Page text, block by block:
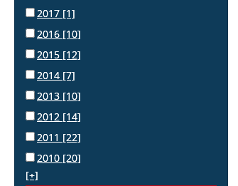
2017 [1]
2016 [10]
2015 [12]
2014 [7]
2013 [10]
2012 [14]
2011 [22]
2010 [20]
[+]